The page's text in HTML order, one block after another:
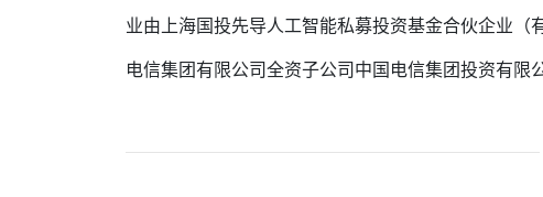
业由上海国投先导人工智能私募投资基金合伙企业
电信集团有限公司全资子公司中国电信集团投资有限